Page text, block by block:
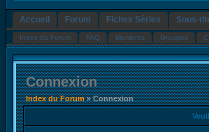
Accueil Forum Fiches Séries Sous-
Index du Forum FAQ Membres Groupes
Connexion
Index du Forum» Connexion